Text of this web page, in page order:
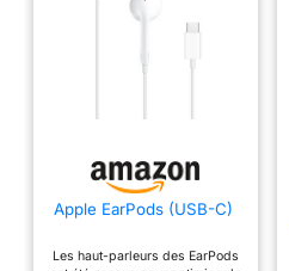
Apple EarPods (USB-C) ​​​​​​​
Les haut-parleurs des EarPods